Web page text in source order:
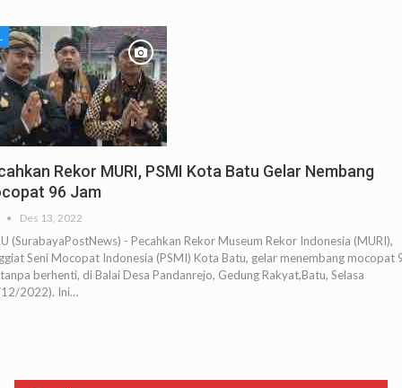
Rekor MURI, PSMI Kota Batu Gelar Nembang
96 Jam
Des 13, 2022
(SurabayaPostNews) - Pecahkan Rekor Museum Rekor Indonesia (MURI),
Seni Mocopat Indonesia (PSMI) Kota Batu, gelar menembang mocopat
berhenti, di Balai Desa Pandanrejo, Gedung Rakyat,Batu, Selasa
2022). Ini…